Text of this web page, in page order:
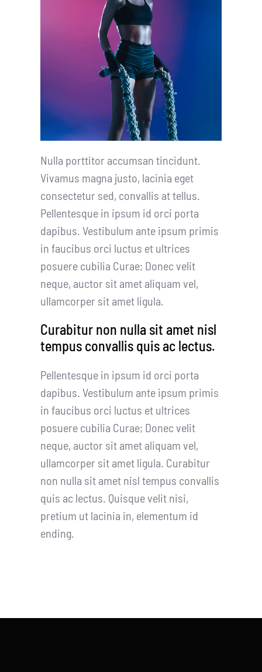
Nulla porttitor accumsan tincidunt.
Vivamus magna justo, lacinia eget
consectetur sed, convallis at tellus.
Pellentesque in ipsum id orci porta
dapibus. Vestibulum ante ipsum primis
in faucibus orci luctus et ultrices
posuere cubilia Curae; Donec velit
neque, auctor sit amet aliquam vel,
ullamcorper sit amet ligula.
Curabitur non nulla sit amet nisl
tempus convallis quis ac lectus.
Pellentesque in ipsum id orci porta
dapibus. Vestibulum ante ipsum primis
in faucibus orci luctus et ultrices
posuere cubilia Curae; Donec velit
neque, auctor sit amet aliquam vel,
ullamcorper sit amet ligula. Curabitur
non nulla sit amet nisl tempus convallis
quis ac lectus. Quisque velit nisi,
pretium ut lacinia in, elementum id
ending.